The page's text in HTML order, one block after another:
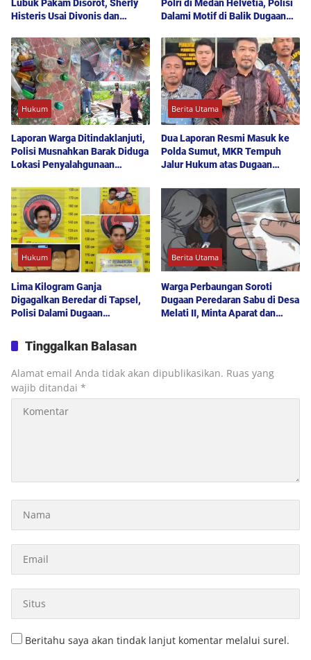
Lubuk Pakam Disorot, Sherly
Histeris Usai Divonis dan
Polri di Medan Helvetia, Polisi
Dalami Motif di Balik Dugaan
Hukum
Laporan Warga Ditindaklanjuti,
Polisi Musnahkan Barak Diduga
Lokasi Penyalahgunaan
Berita Utama
Dua Laporan Resmi Masuk ke
Polda Sumut, MKR Tempuh
Jalur Hukum atas Dugaan
Baik
Hukum
Lima Kilogram Ganja
Digagalkan Beredar di Tapsel,
Polisi Dalami Dugaan
Berita Utama
Warga Perbaungan Soroti
Dugaan Peredaran Sabu di Desa
Melati II, Minta Aparat dan
Tinggalkan Balasan
Alamat email Anda tidak akan dipublikasikan. Ruas yang
wajib ditandai *
Beritahu saya akan tindak lanjut komentar melalui surel.